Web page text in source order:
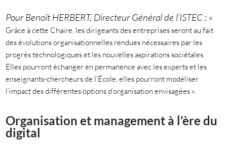
Pour Benoît HERBERT, Directeur Général de l’ISTEC : «
Grâce à cette Chaire, les dirigeants des entreprises seront au fait
des évolutions organisationnelles rendues nécessaires par les
progrès technologiques et les nouvelles aspirations sociétales.
Elles pourront échanger en permanence avec les experts et les
enseignants-chercheurs de l’École, elles pourront modéliser
l’impact des différentes options d’organisation envisagées ».
Organisation et management à l’ère du
digital